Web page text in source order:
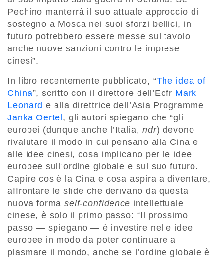
Pechino manterrà il suo attuale approccio di
sostegno a Mosca nei suoi sforzi bellici, in
futuro potrebbero essere messe sul tavolo
anche nuove sanzioni contro le imprese
cinesi”.
In libro recentemente pubblicato, “The idea of
China”, scritto con il direttore dell’Ecfr Mark
Leonarde alla direttrice dell’Asia Programme
Janka Oertel , gli autori spiegano che “gli
europei (dunque anche l’Italia, ndr) devono
rivalutare il modo in cui pensano alla Cina e
alle idee cinesi, cosa implicano per le idee
europee sull’ordine globale e sul suo futuro.
Capire cos’è la Cina e cosa aspira a diventare,
affrontare le sfide che derivano da questa
nuova forma self-confidence intellettuale
cinese, è solo il primo passo: “Il prossimo
passo — spiegano — è investire nelle idee
europee in modo da poter continuare a
plasmare il mondo, anche se l’ordine globale è